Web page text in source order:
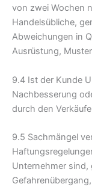
von zwei Wochen
Handelsübliche,
Abweichungen in
Ausrüstung,
9.4 Ist der Kunde
Nachbesserung
durch den
9.5 Sachmängel
Unternehmer sind,